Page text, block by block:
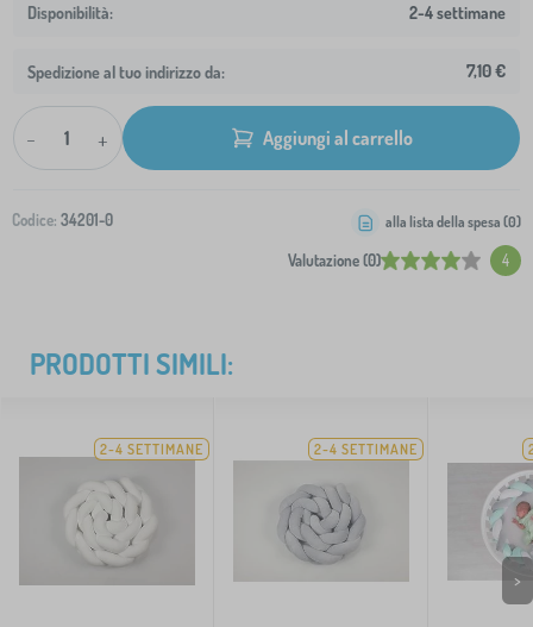
2-4 settimane
Spedizione al tuo indirizzo da: 7,10 €
- + Aggiungi al carrello
Codice: 34201-0
Valutazione (0) 4
alla lista della spesa (0)
PRODOTTI SIMILI:
2-4 SETTIMANE 2-4 SETTIMANE
>